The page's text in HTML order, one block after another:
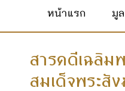
หน้าแรก มู
สารคดีเฉลิม
สมเด็จพระสั